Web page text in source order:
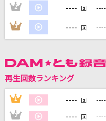
だから僕は音楽を辞めた
[生音]アイのシナリオ
晴天前夜
ウォルピスカーター
2 ---- 回 ----
3 ---- 回 ----
再生回数ランキング
1 ---- 回 ----
2 ---- 回 ----